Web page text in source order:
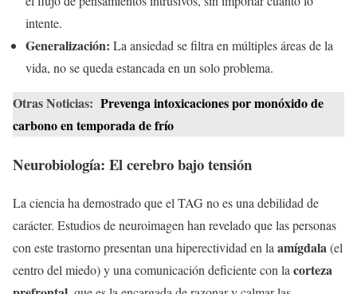
intente.
Generalización: La ansiedad se filtra en múltiples áreas de la
vida, no se queda estancada en un solo problema.
Otras Noticias: Prevenga intoxicaciones por monóxido de
carbono en temporada de frío
Neurobiología: El cerebro bajo tensión
La ciencia ha demostrado que el TAG no es una debilidad de
carácter. Estudios de neuroimagen han revelado que las personas
con este trastorno presentan una hiperectividad en laamígdala(el
centro del miedo) y una comunicación deficiente con lacorteza